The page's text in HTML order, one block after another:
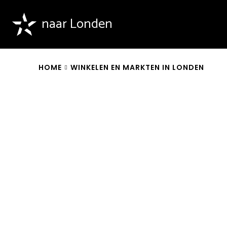
naar Londen
HOME WINKELEN EN MARKTEN IN LONDEN